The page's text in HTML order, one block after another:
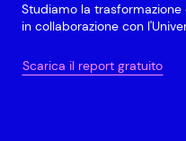
Studiamo la trasformazione
in collaborazione con
Scarica il report gratuito